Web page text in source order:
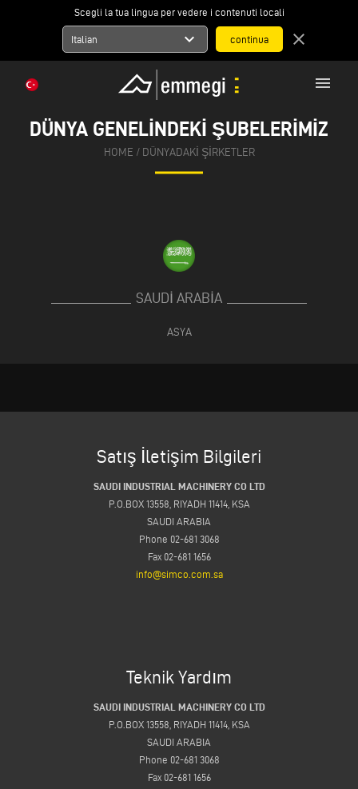
Scegli la tua lingua per vedere i contenuti locali
Italian expand_more close
menu
DÜNYA GENELINDEKI ŞUBELERIMIZ
HOME / DÜNYADAKI ŞIRKETLER
SAUDI ARABIA
ASYA
Satış İletişim Bilgileri
SAUDI INDUSTRIAL MACHINERY CO LTD
P.O.BOX 13558, RIYADH 11414, KSA
SAUDI ARABIA
Phone 02-681 3068
Fax 02-681 1656
info@simco.com.sa
Teknik Yardım
SAUDI INDUSTRIAL MACHINERY CO LTD
P.O.BOX 13558, RIYADH 11414, KSA
SAUDI ARABIA
Phone 02-681 3068
Fax 02-681 1656